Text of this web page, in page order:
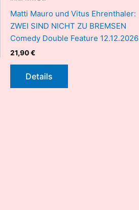
Matti Mauro und Vitus Ehrenthaler:
ZWEI SIND NICHT ZU BREMSEN
Comedy Double Feature 12.12.2026
21,90€
Details